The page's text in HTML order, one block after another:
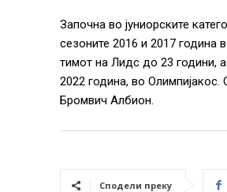
Започна во јуниорските
сезоните 2016 и 2017 година
тимот на Лидс до 23 години,
2022 година, во
Бромвич Албион.
Сподели преку